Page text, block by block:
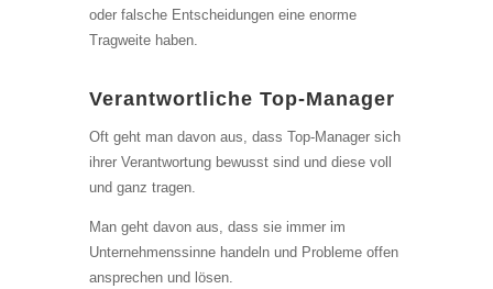
oder falsche Entscheidungen eine enorme
Tragweite haben.
Verantwortliche Top-Manager
Oft geht man davon aus, dass Top-Manager sich
ihrer Verantwortung bewusst sind und diese voll
und ganz tragen.
Man geht davon aus, dass sie immer im
Unternehmenssinne handeln und Probleme offen
ansprechen und lösen.